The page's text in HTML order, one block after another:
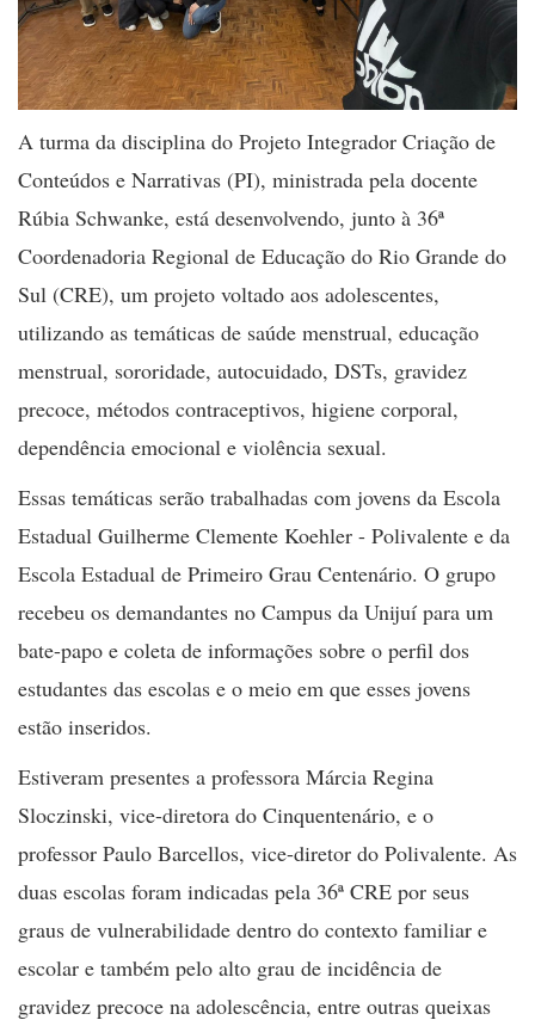
A turma da disciplina do Projeto Integrador Criação de
Conteúdos e Narrativas (PI), ministrada pela docente
Rúbia Schwanke, está desenvolvendo, junto à 36ª
Coordenadoria Regional de Educação do Rio Grande do
Sul (CRE), um projeto voltado aos adolescentes,
utilizando as temáticas de saúde menstrual, educação
menstrual, sororidade, autocuidado, DSTs, gravidez
precoce, métodos contraceptivos, higiene corporal,
dependência emocional e violência sexual.
Essas temáticas serão trabalhadas com jovens da Escola
Estadual Guilherme Clemente Koehler - Polivalente e da
Escola Estadual de Primeiro Grau Centenário. O grupo
recebeu os demandantes no Campus da Unijuí para um
bate-papo e coleta de informações sobre o perfil dos
estudantes das escolas e o meio em que esses jovens
estão inseridos.
Estiveram presentes a professora Márcia Regina
Sloczinski, vice-diretora do Cinquentenário, e o
professor Paulo Barcellos, vice-diretor do Polivalente. As
duas escolas foram indicadas pela 36ª CRE por seus
graus de vulnerabilidade dentro do contexto familiar e
escolar e também pelo alto grau de incidência de
gravidez precoce na adolescência, entre outras queixas